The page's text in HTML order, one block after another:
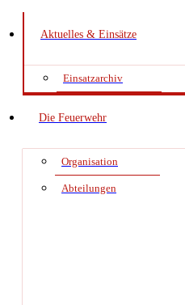
Aktuelles & Einsätze
Einsatzarchiv
Die Feuerwehr
Organisation
Abteilungen